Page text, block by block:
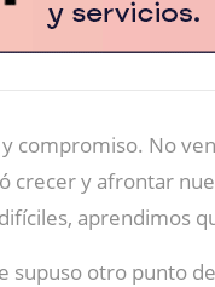
compromiso. No
crecer y afrontar
aprendimos
supuso otro punto